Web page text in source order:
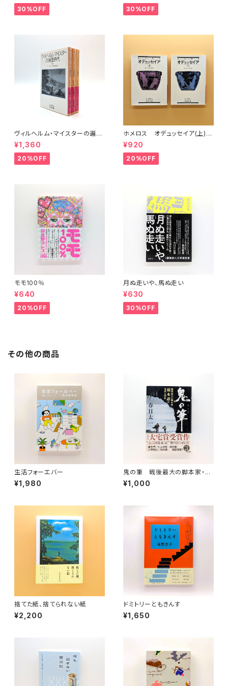
30%OFF 30%OFF
ヴィルヘルム・マイスターの遍歴
時代 (上)(中)(下)（岩波文庫）
¥1,360
20%OFF
ホメロス オデュッセイア(上)
(下) （岩波文庫）
¥920
20%OFF
モモ100％
¥640
20%OFF
月ぬ走いや、馬ぬ走い
¥630
30%OFF
その他の商品
生活フォーエバー
¥1,980
鬼の筆 戦後最大の脚本家・橋
本忍の栄光と挫折
¥1,000
捨てた紙、捨てられない紙
¥2,200
ドミトリーともきんす
¥1,650